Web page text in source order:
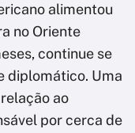
alimentou
no Oriente
continue se
diplomático. Uma
ao
por cerca de